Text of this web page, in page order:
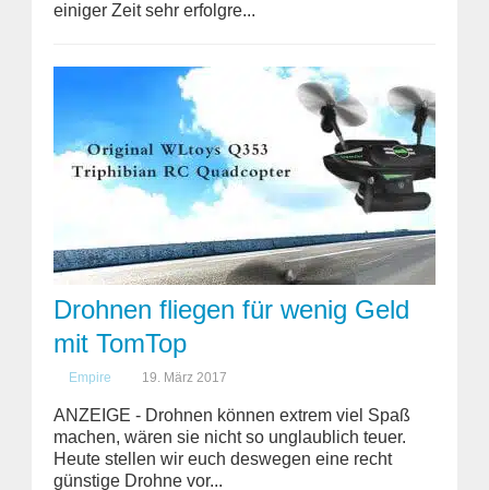
einiger Zeit sehr erfolgre...
Drohnen fliegen für wenig Geld
mit TomTop
Empire 19. März 2017
ANZEIGE - Drohnen können extrem viel Spaß
machen, wären sie nicht so unglaublich teuer.
Heute stellen wir euch deswegen eine recht
günstige Drohne vor...